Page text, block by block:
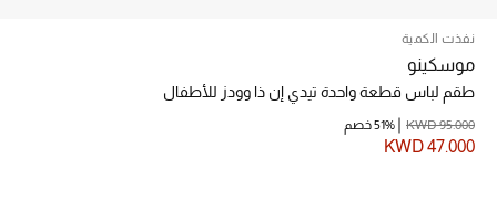
جديد لدينا
نسوقوا أحدث ما وصلنا
نفذت الكمية
موسكينو
طقم لباس قطعة واحدة تيدي إن ذا وودز للأطفال
KWD 47.000
KWD 95.000 51% خصم